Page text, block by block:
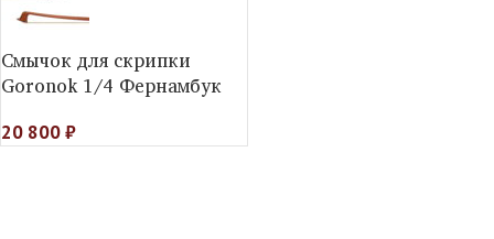
Смычок для скрипки
Goronok 1/4 Фернамбук
20 800₽